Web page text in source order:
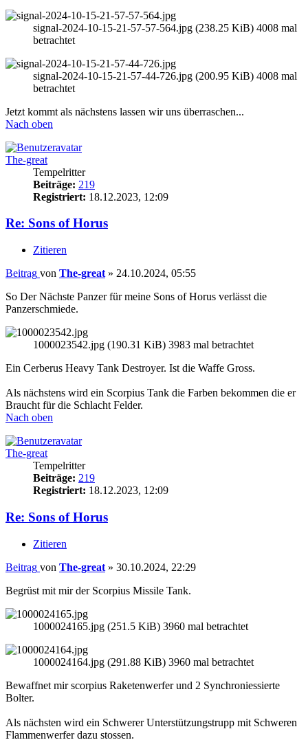
signal-2024-10-15-21-57-57-564.jpg (238.25 KiB) 4008 mal
betrachtet
signal-2024-10-15-21-57-44-726.jpg (200.95 KiB) 4008 mal
betrachtet
Jetzt kommt als nächstens lassen wir uns überraschen...
Nach oben
The-great
Tempelritter
Beiträge: 219
Registriert: 18.12.2023, 12:09
Re: Sons of Horus
Zitieren
Beitrag von The-great » 24.10.2024, 05:55
So Der Nächste Panzer für meine Sons of Horus verlässt die
Panzerschmiede.
1000023542.jpg (190.31 KiB) 3983 mal betrachtet
Ein Cerberus Heavy Tank Destroyer. Ist die Waffe Gross.
Als nächstens wird ein Scorpius Tank die Farben bekommen die er
Braucht für die Schlacht Felder.
Nach oben
The-great
Tempelritter
Beiträge: 219
Registriert: 18.12.2023, 12:09
Re: Sons of Horus
Zitieren
Beitrag von The-great » 30.10.2024, 22:29
Begrüst mit mir der Scorpius Missile Tank.
1000024165.jpg (251.5 KiB) 3960 mal betrachtet
1000024164.jpg (291.88 KiB) 3960 mal betrachtet
Bewaffnet mir scorpius Raketenwerfer und 2 Synchroniessierte
Bolter.
Als nächsten wird ein Schwerer Unterstützungstrupp mit Schweren
Flammenwerfer dazu stossen.